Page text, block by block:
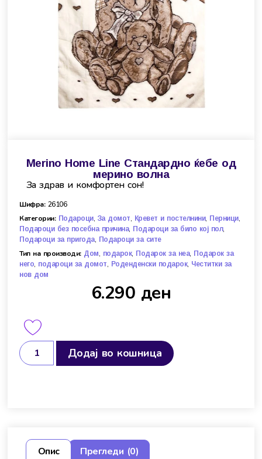
Merino Home Line Стандардно ќебе од
мерино волна
За здрав и комфортен сoн!
Шифра: 26106
Категории: Подароци, За домот, Кревет и постелнини, Перници,
Подароци без посебна причина, Подароци за било кој пол,
Подароци за пригода, Подароци за сите
Тип на производи: Дом, подарок, Подарок за неа, Подарок за
него, подароци за домот, Роденденски подарок, Честитки за
нов дом
6.290 ден
Додај во кошница
Опис Прегледи (0)